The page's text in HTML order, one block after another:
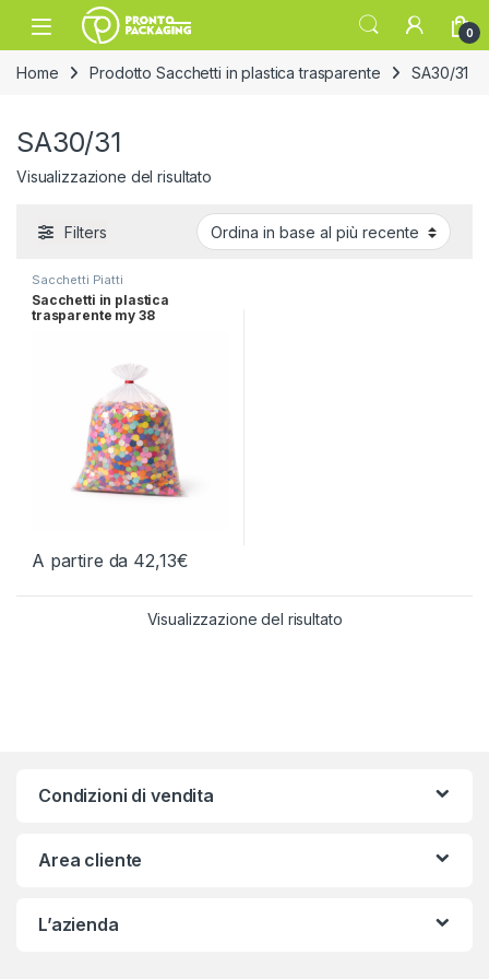
Skip to navigation
Skip to content
Open 0
Home Prodotto Sacchetti in plastica trasparente SA30/31
SA30/31
Visualizzazione del risultato
Filters
Sacchetti Piatti
Sacchetti in plastica
trasparente my 38
A partire da 42,13€
Questo prodotto ha più varianti. Le opzioni possono essere
Visualizzazione del risultato
Condizioni di vendita
Area cliente
L’azienda